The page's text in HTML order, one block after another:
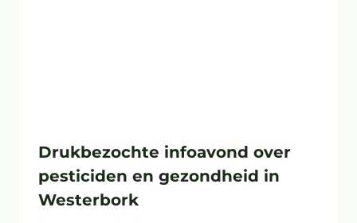
Drukbezochte infoavond over
pesticiden en gezondheid in
Westerbork